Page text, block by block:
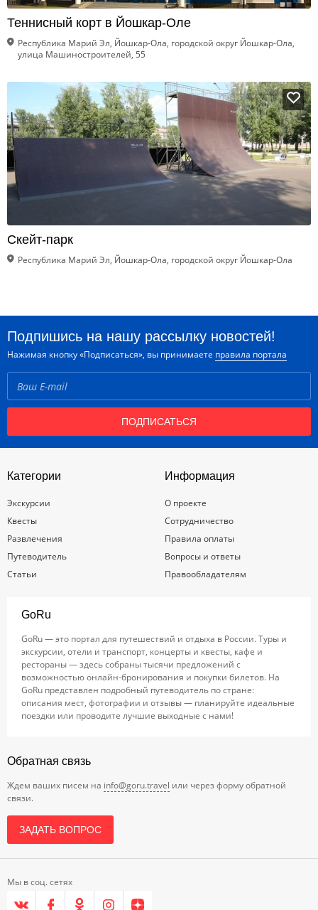
Теннисный корт в Йошкар-Оле
Республика Марий Эл, Йошкар-Ола, городской округ Йошкар-Ола,
улица Машиностроителей, 55
Скейт-парк
Республика Марий Эл, Йошкар-Ола, городской округ Йошкар-Ола
Подпишись на нашу рассылку новостей!
Нажимая кнопку «Подписаться», вы принимаете правила портала
ПОДПИСАТЬСЯ
Категории
Экскурсии
Квесты
Развлечения
Путеводитель
Статьи
Информация
О проекте
Сотрудничество
Правила оплаты
Вопросы и ответы
Правообладателям
GoRu
GoRu — это портал для путешествий и отдыха в России. Туры и
экскурсии, отели и транспорт, концерты и квесты, кафе и
рестораны — здесь собраны тысячи предложений с
возможностью онлайн-бронирования и покупки билетов. На
GoRu представлен подробный путеводитель по стране:
описания мест, фотографии и отзывы — планируйте идеальные
поездки или проводите лучшие выходные с нами!
Обратная связь
Ждем ваших писем на info@goru.travel или через форму обратной
связи.
ЗАДАТЬ ВОПРОС
Мы в соц. сетях